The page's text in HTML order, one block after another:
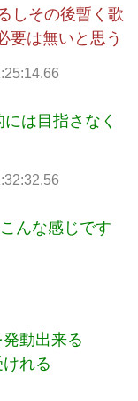
しその後暫く歌
要は無いと思う
は目指さなく
んな感じです
動出来る
れる